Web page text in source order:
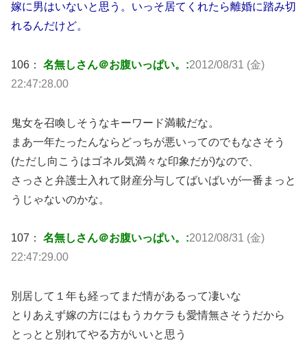
嫁に男はいないと思う。いっそ居てくれたら離婚に踏み切
れるんだけど。
106： 名無しさん＠お腹いっぱい。:2012/08/31 (金)
22:47:28.00
鬼女を召喚しそうなキーワード満載だな。
まあ一年たったんならどっちが悪いってのでもなさそう
(ただし向こうはゴネル気満々な印象だが)なので、
さっさと弁護士入れて財産分与してばいばいが一番まっと
うじゃないのかな。
107： 名無しさん＠お腹いっぱい。:2012/08/31 (金)
22:47:29.00
別居して１年も経ってまだ情があるって凄いな
とりあえず嫁の方にはもうカケラも愛情無さそうだから
とっとと別れてやる方がいいと思う